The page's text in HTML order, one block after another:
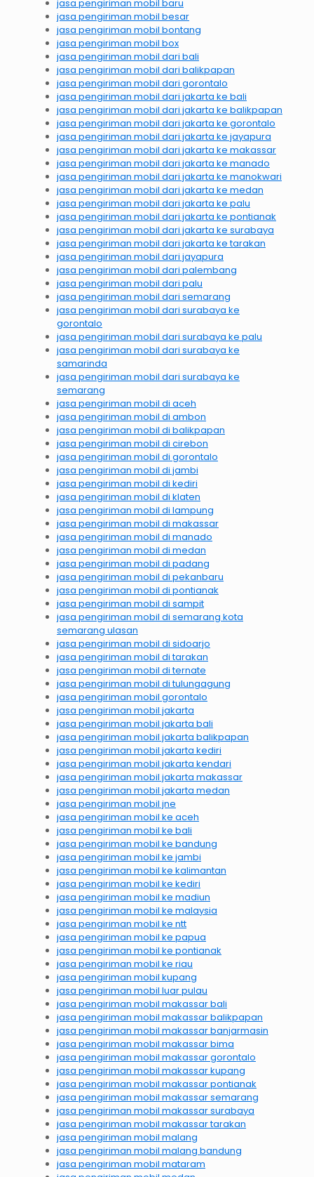
jasa pengiriman mobil baru
jasa pengiriman mobil besar
jasa pengiriman mobil bontang
jasa pengiriman mobil box
jasa pengiriman mobil dari bali
jasa pengiriman mobil dari balikpapan
jasa pengiriman mobil dari gorontalo
jasa pengiriman mobil dari jakarta ke bali
jasa pengiriman mobil dari jakarta ke balikpapan
jasa pengiriman mobil dari jakarta ke gorontalo
jasa pengiriman mobil dari jakarta ke jayapura
jasa pengiriman mobil dari jakarta ke makassar
jasa pengiriman mobil dari jakarta ke manado
jasa pengiriman mobil dari jakarta ke manokwari
jasa pengiriman mobil dari jakarta ke medan
jasa pengiriman mobil dari jakarta ke palu
jasa pengiriman mobil dari jakarta ke pontianak
jasa pengiriman mobil dari jakarta ke surabaya
jasa pengiriman mobil dari jakarta ke tarakan
jasa pengiriman mobil dari jayapura
jasa pengiriman mobil dari palembang
jasa pengiriman mobil dari palu
jasa pengiriman mobil dari semarang
jasa pengiriman mobil dari surabaya ke
gorontalo
jasa pengiriman mobil dari surabaya ke palu
jasa pengiriman mobil dari surabaya ke
samarinda
jasa pengiriman mobil dari surabaya ke
semarang
jasa pengiriman mobil di aceh
jasa pengiriman mobil di ambon
jasa pengiriman mobil di balikpapan
jasa pengiriman mobil di cirebon
jasa pengiriman mobil di gorontalo
jasa pengiriman mobil di jambi
jasa pengiriman mobil di kediri
jasa pengiriman mobil di klaten
jasa pengiriman mobil di lampung
jasa pengiriman mobil di makassar
jasa pengiriman mobil di manado
jasa pengiriman mobil di medan
jasa pengiriman mobil di padang
jasa pengiriman mobil di pekanbaru
jasa pengiriman mobil di pontianak
jasa pengiriman mobil di sampit
jasa pengiriman mobil di semarang kota
semarang ulasan
jasa pengiriman mobil di sidoarjo
jasa pengiriman mobil di tarakan
jasa pengiriman mobil di ternate
jasa pengiriman mobil di tulungagung
jasa pengiriman mobil gorontalo
jasa pengiriman mobil jakarta
jasa pengiriman mobil jakarta bali
jasa pengiriman mobil jakarta balikpapan
jasa pengiriman mobil jakarta kediri
jasa pengiriman mobil jakarta kendari
jasa pengiriman mobil jakarta makassar
jasa pengiriman mobil jakarta medan
jasa pengiriman mobil jne
jasa pengiriman mobil ke aceh
jasa pengiriman mobil ke bali
jasa pengiriman mobil ke bandung
jasa pengiriman mobil ke jambi
jasa pengiriman mobil ke kalimantan
jasa pengiriman mobil ke kediri
jasa pengiriman mobil ke madiun
jasa pengiriman mobil ke malaysia
jasa pengiriman mobil ke ntt
jasa pengiriman mobil ke papua
jasa pengiriman mobil ke pontianak
jasa pengiriman mobil ke riau
jasa pengiriman mobil kupang
jasa pengiriman mobil luar pulau
jasa pengiriman mobil makassar bali
jasa pengiriman mobil makassar balikpapan
jasa pengiriman mobil makassar banjarmasin
jasa pengiriman mobil makassar bima
jasa pengiriman mobil makassar gorontalo
jasa pengiriman mobil makassar kupang
jasa pengiriman mobil makassar pontianak
jasa pengiriman mobil makassar semarang
jasa pengiriman mobil makassar surabaya
jasa pengiriman mobil makassar tarakan
jasa pengiriman mobil malang
jasa pengiriman mobil malang bandung
jasa pengiriman mobil mataram